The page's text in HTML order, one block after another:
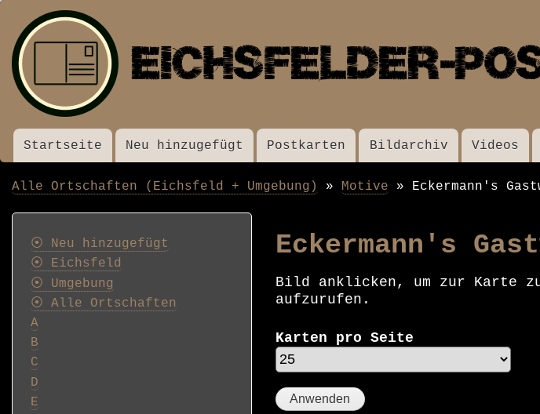
MenüStartseite Neu hinzugefügt Postkarten Bildarchiv Videos
Alle Ortschaften (Eichsfeld + Umgebung) Motive Eckermann's
Eckermann's
Bild anklicken, um zur Karte
aufzurufen.
Karten pro Seite
Postkarten
⦿ Neu hinzugefügt
⦿ Eichsfeld
⦿ Umgebung
⦿ Alle Ortschaften
A
B
C
D
E